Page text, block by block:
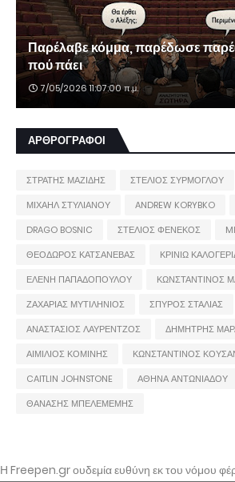
Παρέλαβε κόμμα, παρέδωσε
πού πάει
7/05/2026 11:07:00 π.μ.
ΑΡΘΡΟΓΡΑΦΟΙ
ΣΤΡΑΤΗΣ ΜΑΖΙΔΗΣ ΣΤΕΛΙΟΣ ΣΥΡΜΟΓΛΟΥ
ΜΙΧΑΗΛ ΣΤΥΛΙΑΝΟΥ
ANDREW KORYBKO
DRAGO BOSNIC
ΣΤΕΛΙΟΣ ΦΕΝΕΚΟΣ
ΘΕΟΔΩΡΟΣ ΚΑΤΣΑΝΕΒΑΣ
ΚΡΙΝΙΩ
ΕΛΕΝΗ ΠΑΠΑΔΟΠΟΥΛΟΥ
ΚΩΝΣΤΑΝΤΙΝΟΣ
ΖΑΧΑΡΙΑΣ ΜΥΤΙΛΗΝΙΟΣ
ΣΠΥΡΟΣ ΣΤΑΛΙΑΣ
ΑΝΑΣΤΑΣΙΟΣ ΛΑΥΡΕΝΤΖΟΣ
ΔΗΜΗΤΡΗΣ
ΑΙΜΙΛΙΟΣ ΚΟΜΙΝΗΣ
ΚΩΝΣΤΑΝΤΙΝΟΣ
CAITLIN JOHNSTONE
ΑΘΗΝΑ ΑΝΤΩΝΙΑΔΟΥ
ΘΑΝΑΣΗΣ ΜΠΕΛΕΜΕΜΗΣ
Η Freepen.gr ουδεμία ευθύνη εκ του νόμου